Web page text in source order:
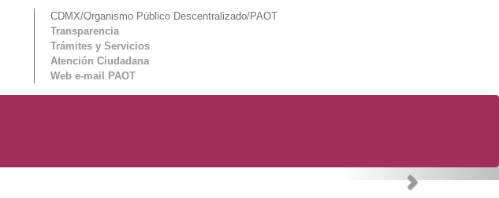
CDMX/Organismo Público Descentralizado/PAOT
Transparencia
Trámites y Servicios
Atención Ciudadana
Web e-mail PAOT
Next